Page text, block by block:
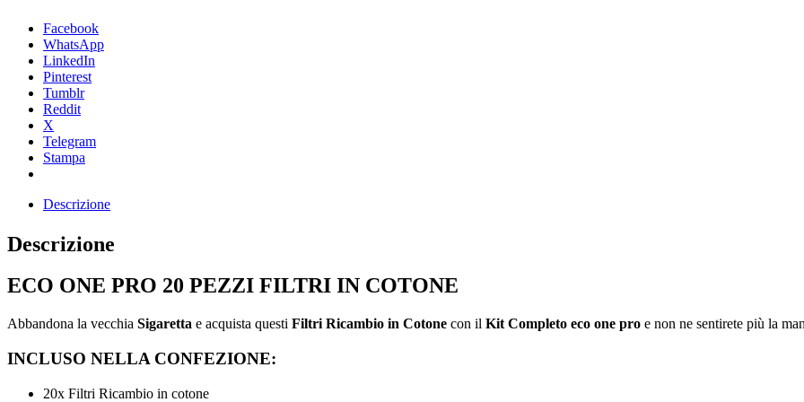
Facebook
WhatsApp
LinkedIn
Pinterest
Tumblr
Reddit
X
Telegram
Stampa
Descrizione
Descrizione
ECO ONE PRO 20 PEZZI FILTRI IN COTONE
Abbandona la vecchia Sigaretta e acquista questi Filtri Ricambio in Cotone con il Kit Completo eco one pro e non ne sentirete più la
INCLUSO NELLA CONFEZIONE:
20x Filtri Ricambio in cotone